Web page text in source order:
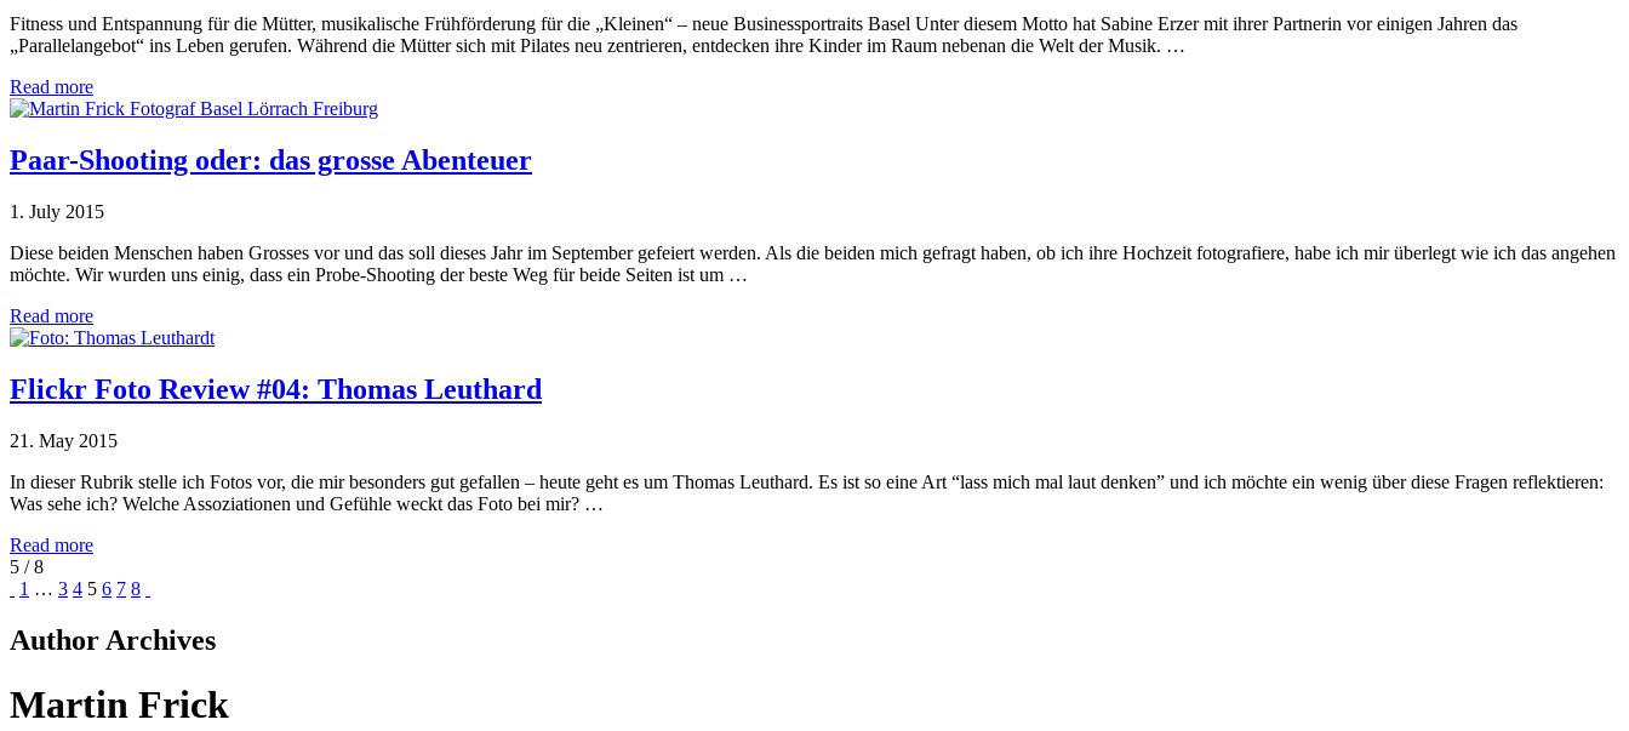
Fitness und Entspannung für die Mütter, musikalische Frühförderung für die „Kleinen“ – neue Businessportraits Basel Unter diesem Motto hat Sabine Erzer mit ihrer Partnerin vor einigen Jahren das
„Parallelangebot“ ins Leben gerufen. Während die Mütter sich mit Pilates neu zentrieren, entdecken ihre Kinder im Raum nebenan die Welt der Musik. …
Read more
Paar-Shooting oder: das grosse Abenteuer
1. July 2015
Diese beiden Menschen haben Grosses vor und das soll dieses Jahr im September gefeiert werden. Als die beiden mich gefragt haben, ob ich ihre Hochzeit fotografiere, habe ich mir überlegt wie ich das angehen
möchte. Wir wurden uns einig, dass ein Probe-Shooting der beste Weg für beide Seiten ist um …
Read more
Flickr Foto Review #04: Thomas Leuthard
21. May 2015
In dieser Rubrik stelle ich Fotos vor, die mir besonders gut gefallen – heute geht es um Thomas Leuthard. Es ist so eine Art “lass mich mal laut denken” und ich möchte ein wenig über diese Fragen reflektieren:
Was sehe ich? Welche Assoziationen und Gefühle weckt das Foto bei mir? …
Read more
5 / 8
1 … 3 4 5 6 7 8
Author Archives
Martin Frick